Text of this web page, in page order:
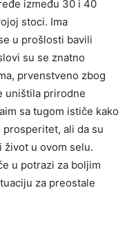
između 30 i 40
stoci. Ima
u prošlosti bavili
su se znatno
prvenstveno zbog
uništila prirodne
sa tugom ističe kako
ali da su
u ovom selu.
u potrazi za boljim
za preostale